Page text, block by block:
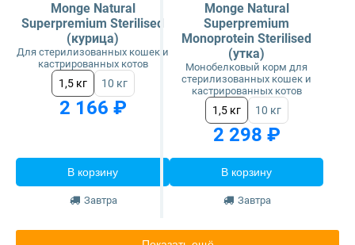
Monge Natural
Superpremium Sterilised
(курица)
Для стерилизованных кошек и
кастрированных котов
1,5 кг 10 кг
2 166 ₽
В корзину
Завтра
Monge Natural
Superpremium
Monoprotein Sterilised
(утка)
Монобелковый корм для
стерилизованных кошек и
кастрированных котов
1,5 кг 10 кг
2 298 ₽
В корзину
Завтра